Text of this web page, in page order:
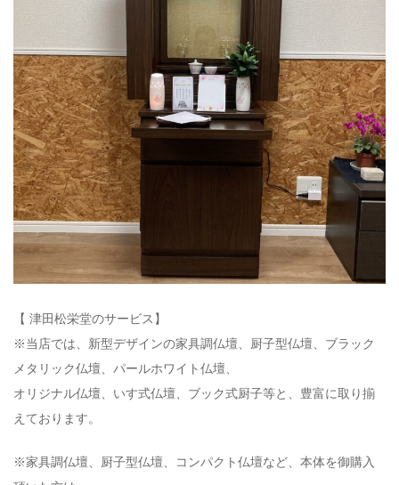
【 津田松栄堂のサービス】
※当店では、新型デザインの家具調仏壇、厨子型仏壇、ブラック
メタリック仏壇、パールホワイト仏壇、
オリジナル仏壇、いす式仏壇、ブック式厨子等と、豊富に取り揃
えております。
※家具調仏壇、厨子型仏壇、コンパクト仏壇など、本体を御購入